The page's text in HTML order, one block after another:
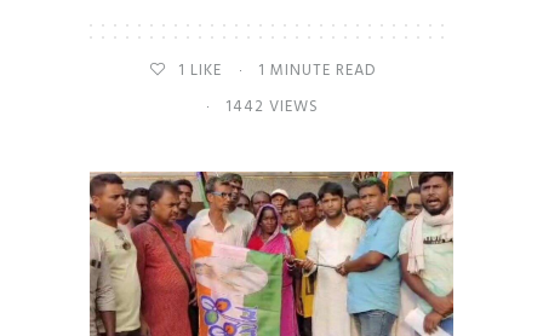
1 LIKE
1 MINUTE READ
1442 VIEWS